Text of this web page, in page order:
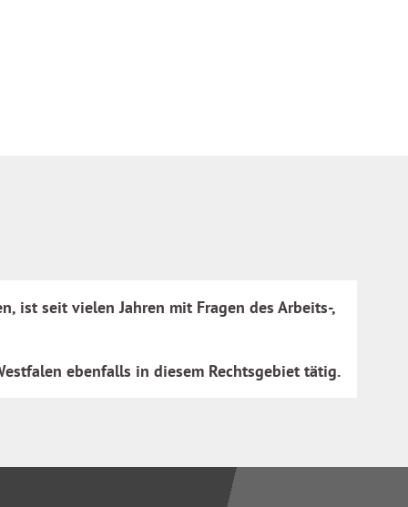
ist seit vielen Jahren mit Fragen des Arbeits-,
ebenfalls in diesem Rechtsgebiet tätig.